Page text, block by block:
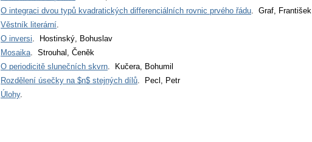
O integraci dvou typů kvadratických differenciálních rovnic prvého řádu. Graf, František
Věstník literární.
O inversi. Hostinský, Bohuslav
Mosaika. Strouhal, Čeněk
O periodicitě slunečních skvrn. Kučera, Bohumil
Rozdělení úsečky na $n$ stejných dílů. Pecl, Petr
Úlohy.